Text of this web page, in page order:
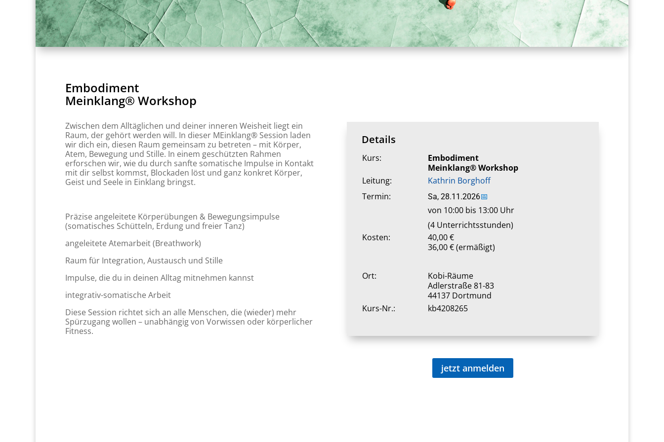
Embodiment
Meinklang® Workshop
Zwischen dem Alltäglichen und deiner inneren Weisheit liegt ein
Raum, der gehört werden will. In dieser MEinklang® Session laden
wir dich ein, diesen Raum gemeinsam zu betreten – mit Körper,
Atem, Bewegung und Stille. In einem geschützten Rahmen
erforschen wir, wie du durch sanfte somatische Impulse in Kontakt
mit dir selbst kommst, Blockaden löst und ganz konkret Körper,
Geist und Seele in Einklang bringst.
Präzise angeleitete Körperübungen & Bewegungsimpulse
(somatisches Schütteln, Erdung und freier Tanz)
angeleitete Atemarbeit (Breathwork)
Raum für Integration, Austausch und Stille
Impulse, die du in deinen Alltag mitnehmen kannst
integrativ-somatische Arbeit
Diese Session richtet sich an alle Menschen, die (wieder) mehr
Spürzugang wollen – unabhängig von Vorwissen oder körperlicher
Fitness.
Details
Kurs:
Embodiment
Meinklang® Workshop
Leitung:
Kathrin Borghoff
Termin:
Sa, 28.11.2026📅
von 10:00 bis 13:00 Uhr
(4 Unterrichtsstunden)
Kosten:
40,00 €
36,00 € (ermäßigt)
Ort:
Kobi-Räume
Adlerstraße 81-83
44137 Dortmund
Kurs-Nr.:
kb4208265
jetzt anmelden